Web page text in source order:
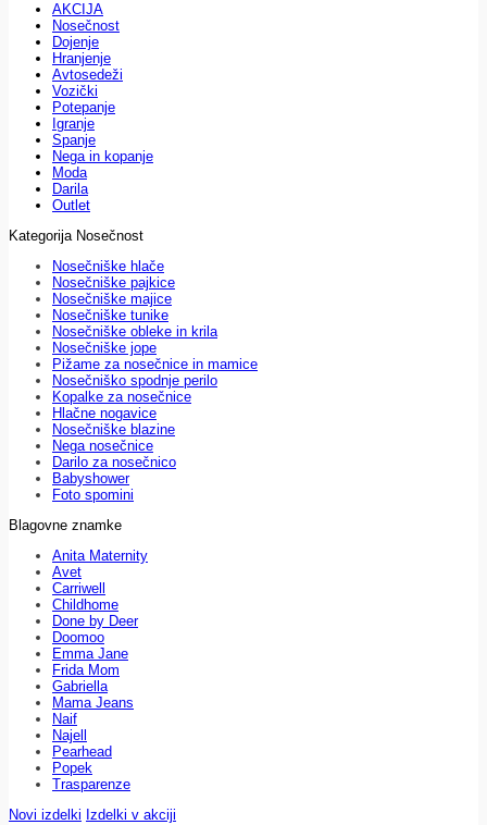
AKCIJA
Nosečnost
Dojenje
Hranjenje
Avtosedeži
Vozički
Potepanje
Igranje
Spanje
Nega in kopanje
Moda
Darila
Outlet
Kategorija Nosečnost
Nosečniške hlače
Nosečniške pajkice
Nosečniške majice
Nosečniške tunike
Nosečniške obleke in krila
Nosečniške jope
Pižame za nosečnice in mamice
Nosečniško spodnje perilo
Kopalke za nosečnice
Hlačne nogavice
Nosečniške blazine
Nega nosečnice
Darilo za nosečnico
Babyshower
Foto spomini
Blagovne znamke
Anita Maternity
Avet
Carriwell
Childhome
Done by Deer
Doomoo
Emma Jane
Frida Mom
Gabriella
Mama Jeans
Naif
Najell
Pearhead
Popek
Trasparenze
Novi izdelki Izdelki v akciji